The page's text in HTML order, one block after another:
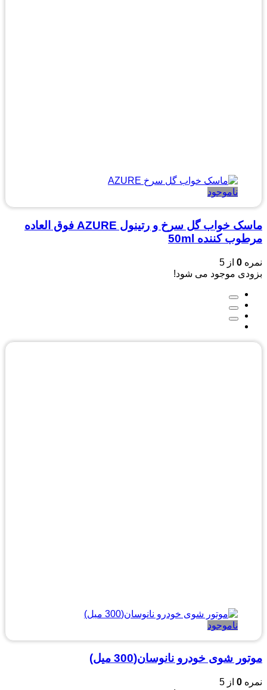
ناموجود
ماسک خواب گل سرخ و رتینول AZURE فوق العاده
مرطوب کننده 50ml
نمره 0 از 5
بزودی موجود می شود!
ناموجود
موتور شوی خودرو نانوسان(300 میل)
نمره 0 از 5